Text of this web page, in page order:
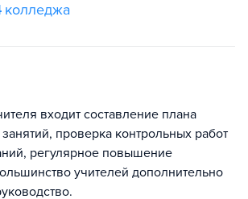
колледжа
входит составление плана
проверка контрольных работ
регулярное повышение
учителей дополнительно